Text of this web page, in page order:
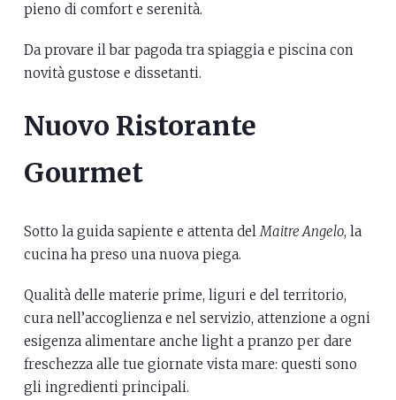
pieno di comfort e serenità.
Da provare il bar pagoda tra spiaggia e piscina con
novità gustose e dissetanti.
Nuovo Ristorante
Gourmet
Sotto la guida sapiente e attenta delMaitre Angelo, la
cucina ha preso una nuova piega.
Qualità delle materie prime, liguri e del territorio,
cura nell’accoglienza e nel servizio, attenzione a ogni
esigenza alimentare anche light a pranzo per dare
freschezza alle tue giornate vista mare: questi sono
gli ingredienti principali.